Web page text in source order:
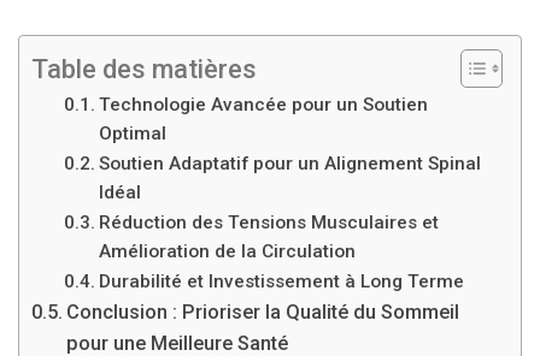
Table des matières
Technologie Avancée pour un Soutien
Optimal
Soutien Adaptatif pour un Alignement Spinal
Idéal
Réduction des Tensions Musculaires et
Amélioration de la Circulation
Durabilité et Investissement à Long Terme
Conclusion : Prioriser la Qualité du Sommeil
pour une Meilleure Santé